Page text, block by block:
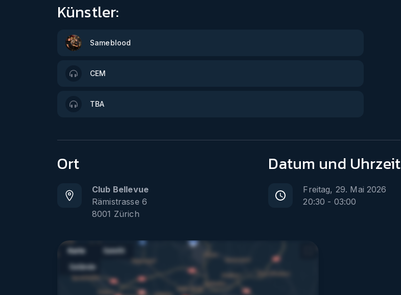
Künstler:
Sameblood
CEM
TBA
Ort
Club Bellevue
Rämistrasse 6
8001 Zürich
Datum und Uhrzeit
Freitag, 29. Mai 2026
20:30 - 03:00